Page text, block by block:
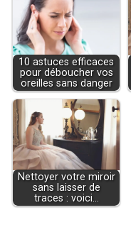
10 astuces efficaces
pour déboucher vos
oreilles sans danger
Nettoyer votre miroir
sans laisser de
traces : voici…